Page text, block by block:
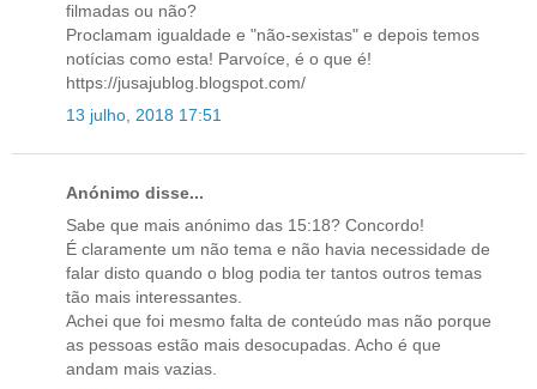
filmadas ou não?
Proclamam igualdade e "não-sexistas" e depois temos
notícias como esta! Parvoíce, é o que é!
https://jusajublog.blogspot.com/
13 julho, 2018 17:51
Anónimo disse...
Sabe que mais anónimo das 15:18? Concordo!
É claramente um não tema e não havia necessidade de
falar disto quando o blog podia ter tantos outros temas
tão mais interessantes.
Achei que foi mesmo falta de conteúdo mas não porque
as pessoas estão mais desocupadas. Acho é que
andam mais vazias.